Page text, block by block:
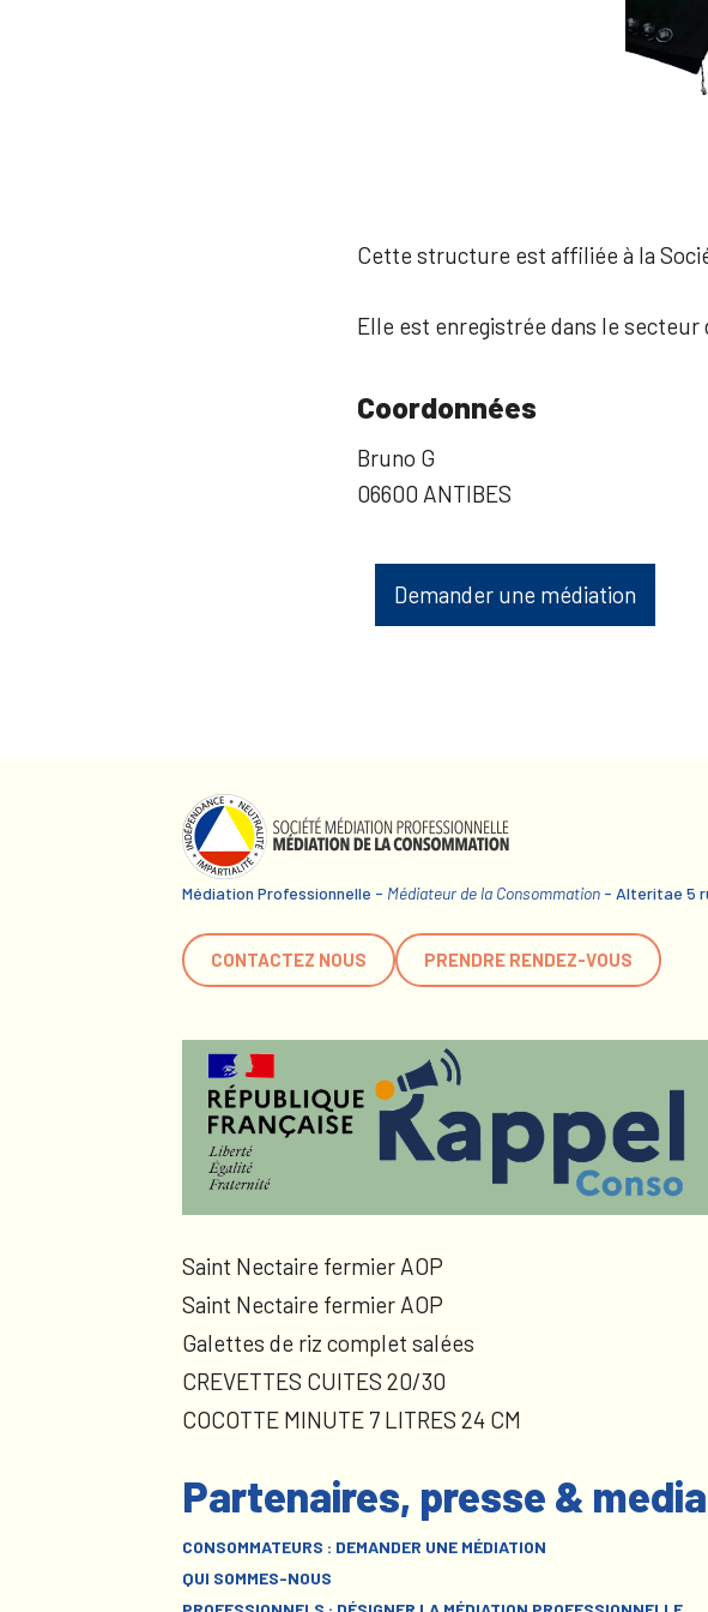
Cette structure est affiliée à la
Elle est enregistrée dans le
Coordonnées
Bruno G
06600 ANTIBES
Demander une médiation
Médiation Professionnelle - Médiateur de la Consommation - Alteritae 5
CONTACTEZ NOUS PRENDRE RENDEZ-VOUS
Saint Nectaire fermier AOP
Saint Nectaire fermier AOP
Galettes de riz complet salées
CREVETTES CUITES 20/30
COCOTTE MINUTE 7 LITRES 24 CM
Partenaires, presse &
CONSOMMATEURS : DEMANDER UNE MÉDIATION
QUI SOMMES-NOUS